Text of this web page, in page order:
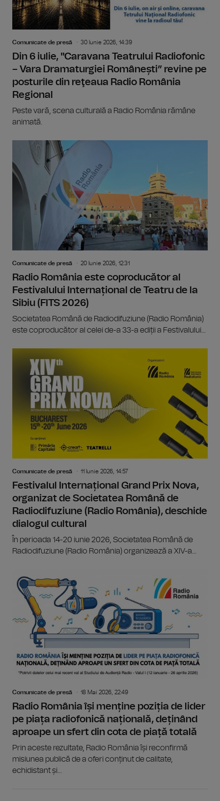
Comunicate de presă 30 Iunie 2026, 14:39
Din 6 iulie, "Caravana Teatrului Radiofonic
– Vara Dramaturgiei Românești” revine pe
posturile din reţeaua Radio România
Regional
Peste vară, scena culturală a Radio România rămâne
animată.
Comunicate de presă 20 Iunie 2026, 12:31
Radio România este coproducător al
Festivalului Internațional de Teatru de la
Sibiu (FITS 2026)
Societatea Română de Radiodifuziune (Radio România)
este coproducător al celei de-a 33-a ediții a Festivalului...
Comunicate de presă 11 Iunie 2026, 14:57
Festivalul Internațional Grand Prix Nova,
organizat de Societatea Română de
Radiodifuziune (Radio România), deschide
dialogul cultural
În perioada 14-20 iunie 2026, Societatea Română de
Radiodifuziune (Radio România) organizează a XIV-a...
Comunicate de presă 18 Mai 2026, 22:49
Radio România își menține poziția de lider
pe piața radiofonică națională, deținând
aproape un sfert din cota de piață totală
Prin aceste rezultate, Radio România își reconfirmă
misiunea publică de a oferi conținut de calitate,
echidistant și...